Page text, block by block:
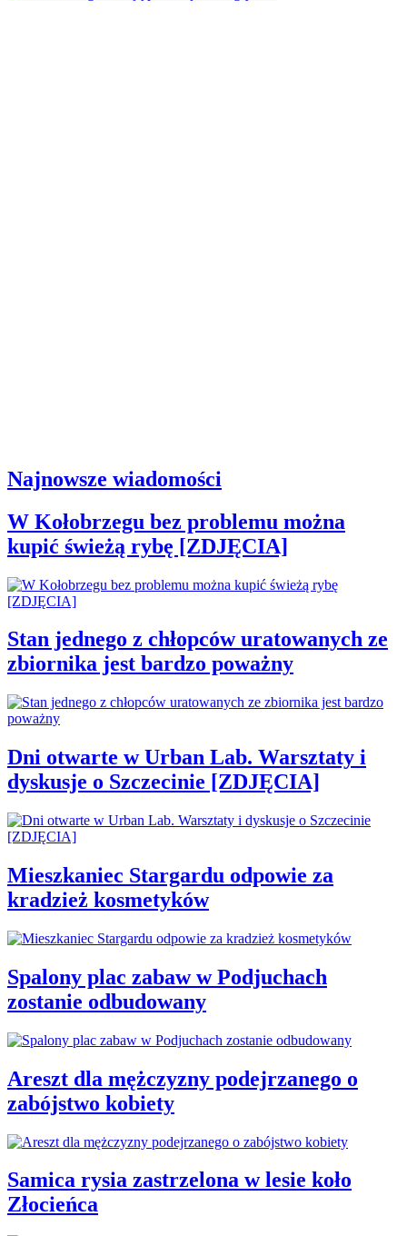
Najnowsze wiadomości
W Kołobrzegu bez problemu można
kupić świeżą rybę [ZDJĘCIA]
Stan jednego z chłopców uratowanych ze
zbiornika jest bardzo poważny
Dni otwarte w Urban Lab. Warsztaty i
dyskusje o Szczecinie [ZDJĘCIA]
Mieszkaniec Stargardu odpowie za
kradzież kosmetyków
Spalony plac zabaw w Podjuchach
zostanie odbudowany
Areszt dla mężczyzny podejrzanego o
zabójstwo kobiety
Samica rysia zastrzelona w lesie koło
Złocieńca